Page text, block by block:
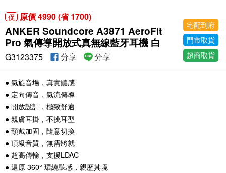
促 原價 4990 (省 1700)
ANKER Soundcore A3871 AeroFit
Pro 氣傳導開放式真無線藍牙耳機 白
宅配到府
門市取貨
超商取貨
G3123375 分享 分享
● 氣旋音場，真實聽感
● 定向傳音，氣流傳導
● 開放設計，極致舒適
● 親膚耳掛，不挑耳型
● 頸戴加固，隨意切換
● 頂級音質，無需將就
● 超高傳輸，支援LDAC
● 還原 360° 環繞聽感，親歷其境